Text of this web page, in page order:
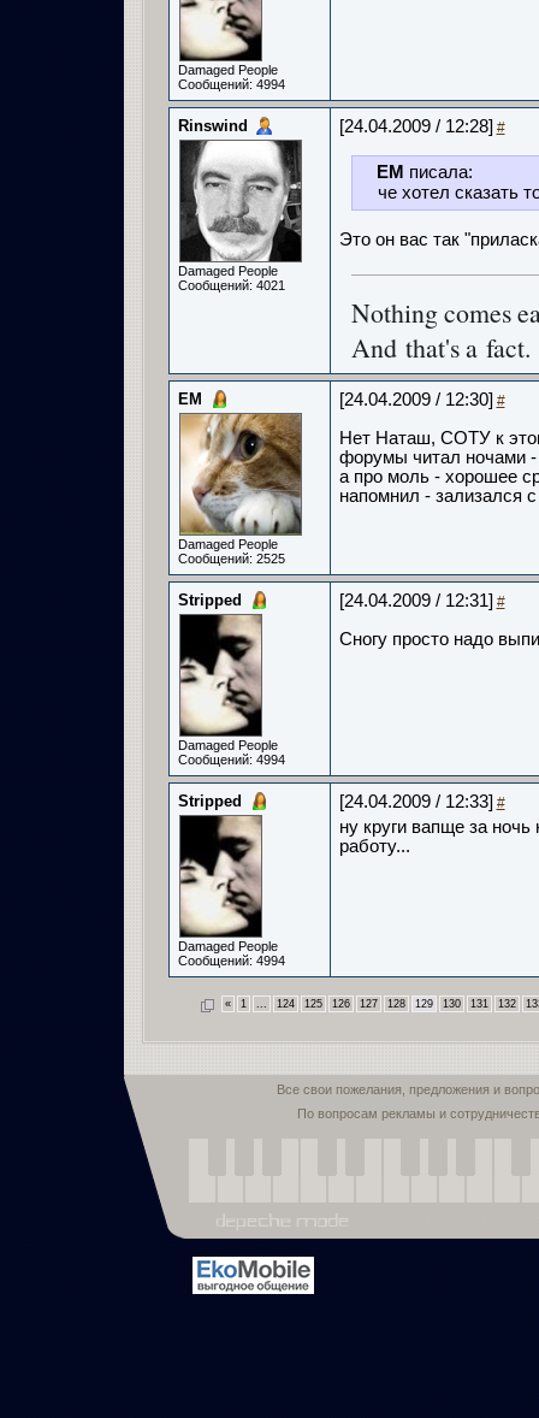
Damaged People
Сообщений: 4994
Rinswind
Damaged People
Сообщений: 4021
[24.04.2009 / 12:28] #
ЕМ писала:
че хотел сказать
Это он вас так
Nothing comes
And that's a fact.
ЕМ
Damaged People
Сообщений: 2525
[24.04.2009 / 12:30] #
Нет Наташ, СОТУ к
форумы читал ночами -
а про моль - хорошее
напомнил - зализался
Stripped
Damaged People
Сообщений: 4994
[24.04.2009 / 12:31] #
Сногу просто надо
Stripped
Damaged People
Сообщений: 4994
[24.04.2009 / 12:33] #
ну круги вапще за
работу...
« 1 ... 124 125 126 127 128 129 130 131 132
Все свои пожелания, предложения и
По вопросам рекламы и